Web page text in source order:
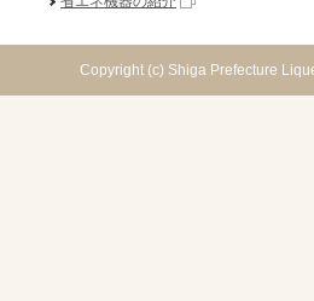
Copyright (c) Shiga Prefecture